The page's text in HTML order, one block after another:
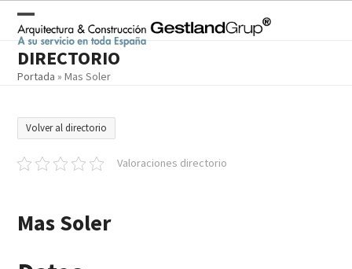
contentOpen
mobile
menu
Close
mobile
menu
DIRECTORIO
Portada »Mas Soler
Volver al directorio
Valoraciones directorio
Mas Soler